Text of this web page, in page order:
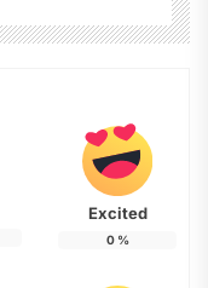
Excited
0%